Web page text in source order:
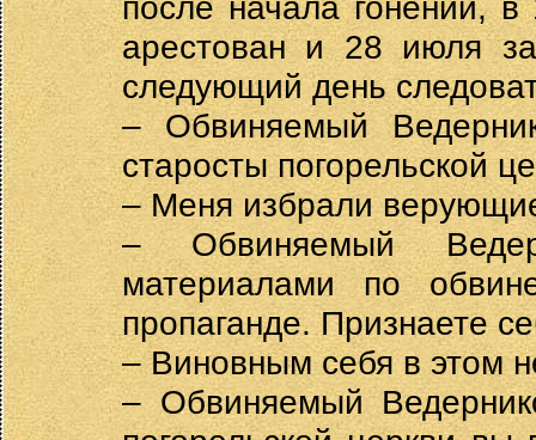
арестован и 28 июля
следующий день
– Обвиняемый
старосты погорельской
– Меня избрали
– Обвиняемый
материалами по
пропаганде. Признаете
– Виновным себя в этом
– Обвиняемый